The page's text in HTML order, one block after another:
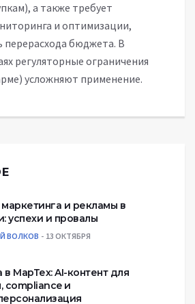
а также требует
и оптимизации,
бюджета. В
регуляторные ограничения
усложняют применение.
и рекламы в
успехи и провалы
ВОЛКОВ 13 ОКТЯБРЯ
в МарТех: AI-контент для
compliance и